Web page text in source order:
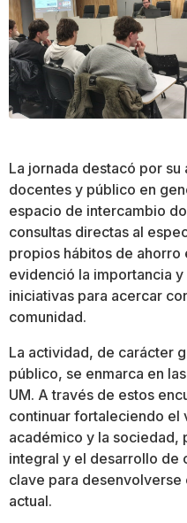
La jornada destacó por
docentes y público en
espacio de intercambio
consultas directas al
propios hábitos de ahorro
evidenció la importancia
iniciativas para acercar
comunidad.
La actividad, de carácter
público, se enmarca en
UM. A través de estos
continuar fortaleciendo el
académico y la sociedad,
integral y el desarrollo de
clave para
actual.